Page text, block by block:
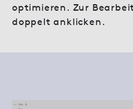
optimieren. Zur
doppelt anklicken.